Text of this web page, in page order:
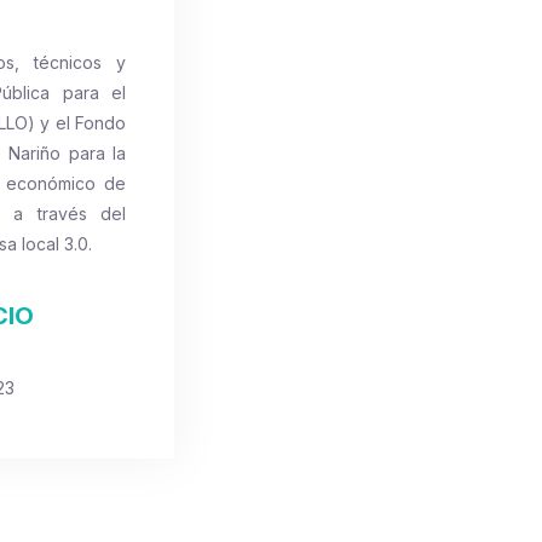
técnicos y
para el
y el Fondo
para la
económico de
a través del
local 3.0.